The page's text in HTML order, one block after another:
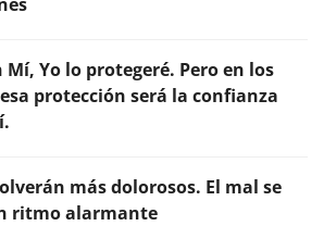
Yo lo protegeré. Pero en los
protección será la confianza
más dolorosos. El mal se
ritmo alarmante